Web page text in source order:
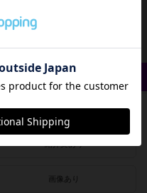
1
画像あり